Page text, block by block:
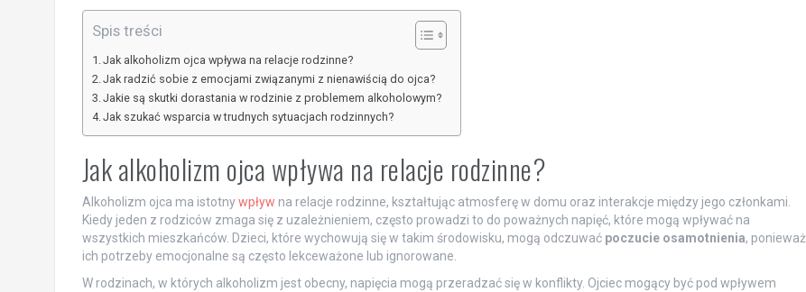
Spis treści
Jak alkoholizm ojca wpływa na relacje rodzinne?
Jak radzić sobie z emocjami związanymi z nienawiścią do ojca?
Jakie są skutki dorastania w rodzinie z problemem alkoholowym?
Jak szukać wsparcia w trudnych sytuacjach rodzinnych?
Jak alkoholizm ojca wpływa na relacje rodzinne?
Alkoholizm ojca ma istotnywpływ na relacje rodzinne, kształtując atmosferę w domu oraz interakcje między jego członkami.
Kiedy jeden z rodziców zmaga się z uzależnieniem, często prowadzi to do poważnych napięć, które mogą wpływać na
wszystkich mieszkańców. Dzieci, które wychowują się w takim środowisku, mogą odczuwać poczucie osamotnienia, ponieważ
ich potrzeby emocjonalne są często lekceważone lub ignorowane.
W rodzinach, w których alkoholizm jest obecny, napięcia mogą przeradzać się w konflikty. Ojciec mogący być pod wpływem